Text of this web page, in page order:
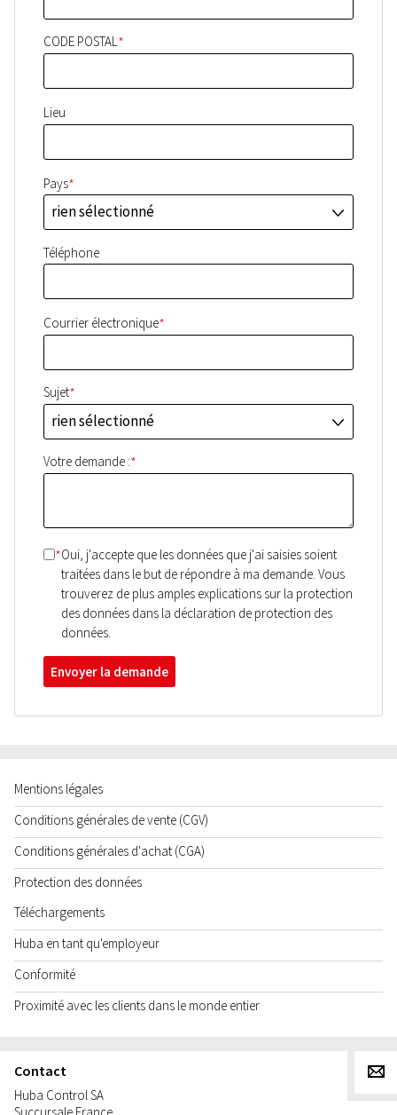
CODE POSTAL*
Lieu
Pays*
rien sélectionné
J
Téléphone
Courrier électronique*
Sujet*
rien sélectionné
J
Votre demande :*
*Oui, j'accepte que les données que j'ai saisies soient
traitées dans le but de répondre à ma demande. Vous
trouverez de plus amples explications sur la protection
des données dans la déclaration de protection des
données.
Envoyer la demande
Mentions légales
Conditions générales de vente (CGV)
Conditions générales d'achat (CGA)
Protection des données
Téléchargements
Huba en tant qu'employeur
Conformité
Proximité avec les clients dans le monde entier
Contact
Huba Control SA
Succursale France
g